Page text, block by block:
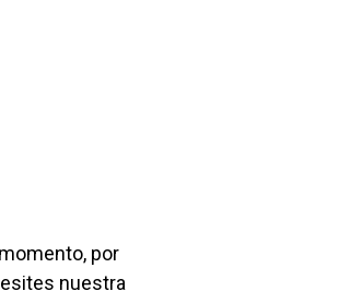
por
nuestra